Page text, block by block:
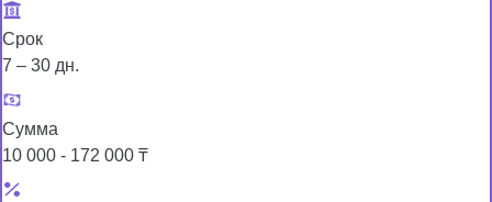
Срок
7 – 30 дн.
Сумма
10 000 - 172 000 ₸